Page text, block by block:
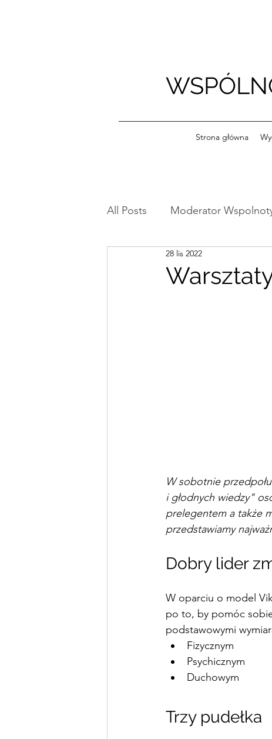
Strona główna
All Posts Moderator
Ogłoszenia28 lis 2022
W sobotnie
i głodnych wiedzy"
prelegentem a także
przedstawiamy
Dobry lider
W oparciu o model
po to, by pomóc
podstawowymi
Fizycznym
Psychicznym
Duchowym
Trzy pudełka